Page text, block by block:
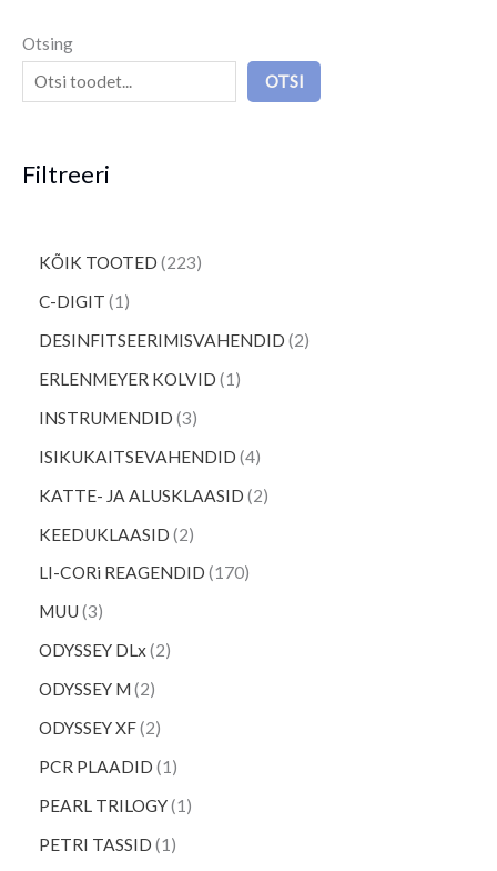
Otsing
OTSI
Filtreeri
KÕIK TOOTED 223
C-DIGIT 1
DESINFITSEERIMISVAHENDID 2
ERLENMEYER KOLVID 1
INSTRUMENDID 3
ISIKUKAITSEVAHENDID 4
KATTE- JA ALUSKLAASID 2
KEEDUKLAASID 2
LI-CORi REAGENDID 170
MUU 3
ODYSSEY DLx 2
ODYSSEY M 2
ODYSSEY XF 2
PCR PLAADID 1
PEARL TRILOGY 1
PETRI TASSID 1